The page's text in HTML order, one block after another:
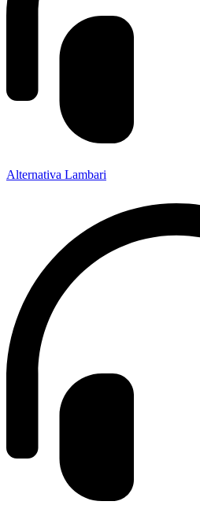
Alternativa Lambari